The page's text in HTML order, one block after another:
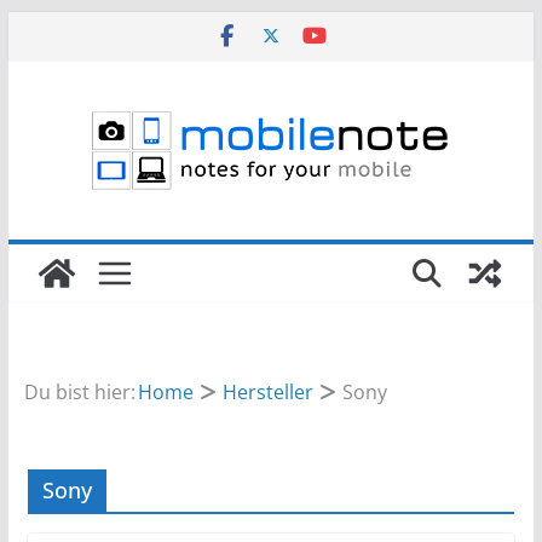
Du bist hier:Home Hersteller Sony
Sony